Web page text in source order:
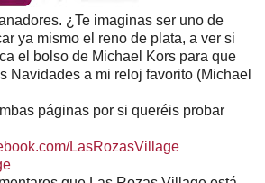
¿Te imaginas ser uno de
ya mismo el reno de plata, a ver si
el bolso de Michael Kors para que
Navidades a mi reloj favorito (Michael
páginas por si queréis probar
LasRozasVillage